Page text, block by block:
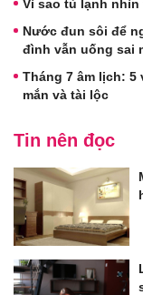
Vì sao tủ lạnh
Nước đun sôi để
đình vẫn uống sai
Tháng 7 âm lịch: 5
mắn và tài lộc
Tin nên đọc